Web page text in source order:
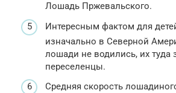
Лошадь Пржевальского.
Интересным фактом для
изначально в Северной
лошади не водились, их туда
переселенцы.
Средняя скорость